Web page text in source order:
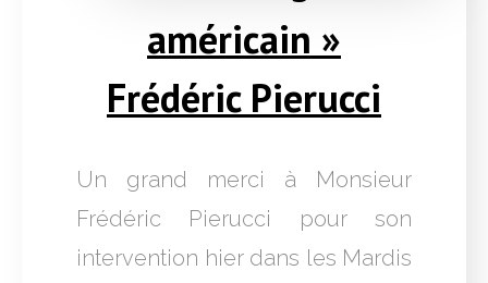
américain »
Frédéric Pierucci
Un grand merci à Monsieur
Frédéric Pierucci pour son
intervention hier dans les Mardis